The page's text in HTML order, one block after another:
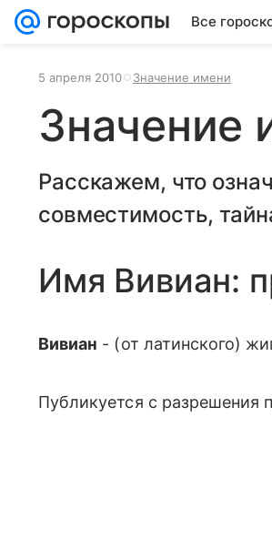
Все
5 апреля 2010 Значение имени
Значение
Расскажем, что
совместимость,
Имя Вивиан:
Вивиан - (от латинского)
Публикуется с разрешения